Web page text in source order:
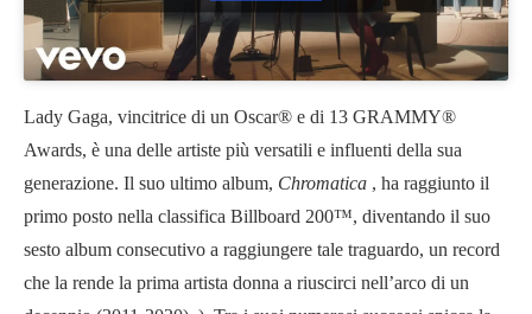
Lady Gaga, vincitrice di un Oscar® e di 13 GRAMMY®
Awards, è una delle artiste più versatili e influenti della sua
generazione. Il suo ultimo album, Chromatica , ha raggiunto il
primo posto nella classifica Billboard 200™, diventando il suo
sesto album consecutivo a raggiungere tale traguardo, un record
che la rende la prima artista donna a riuscirci nell’arco di un